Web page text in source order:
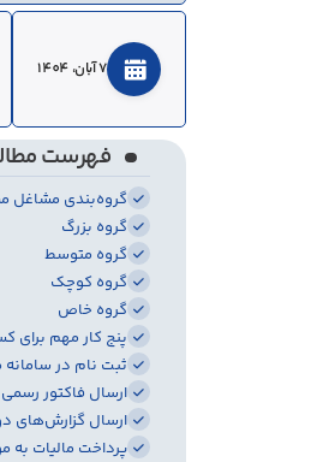
7 آبان، 1404
فهرست
گروه‌بندی مشاغل
گروه بزرگ
گروه متوسط
گروه کوچک
گروه خاص
پنج کار مهم برای
ثبت نام در سامانه
ارسال فاکتور رسمی
ارسال گزارش‌های
پرداخت مالیات به